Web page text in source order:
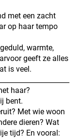
met een zacht
op haar tempo
warmte,
geeft ze alles
is veel.
haar?
bent.
Met wie woon
dieren? Wat
tijd? En vooral: